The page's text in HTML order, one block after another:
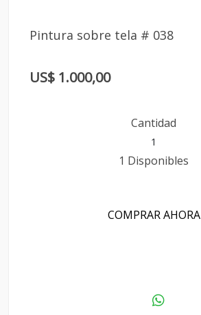
Pintura sobre tela # 038
US$ 1.000,00
Cantidad
1 Disponibles
COMPRAR AHORA